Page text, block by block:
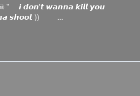
𝙙𝙤𝙣'𝙩 𝙬𝙖𝙣𝙣𝙖 𝙠𝙞𝙡𝙡 𝙮𝙤𝙪
)) ...